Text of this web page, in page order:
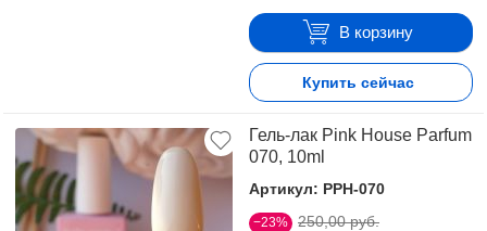
В корзину
Купить сейчас
Гель-лак Pink House Parfum
070, 10ml
Артикул: PPH-070
−23% 250,00 руб.